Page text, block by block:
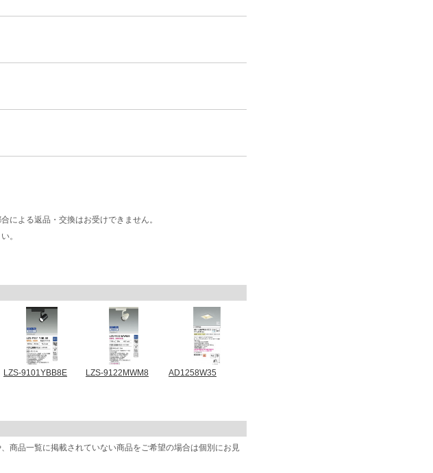
による返品・交換はお受けできません。
。
LZS-9101YBB8E LZS-9122MWM8 AD1258W35
商品一覧に掲載されていない商品をご希望の場合は個別にお見